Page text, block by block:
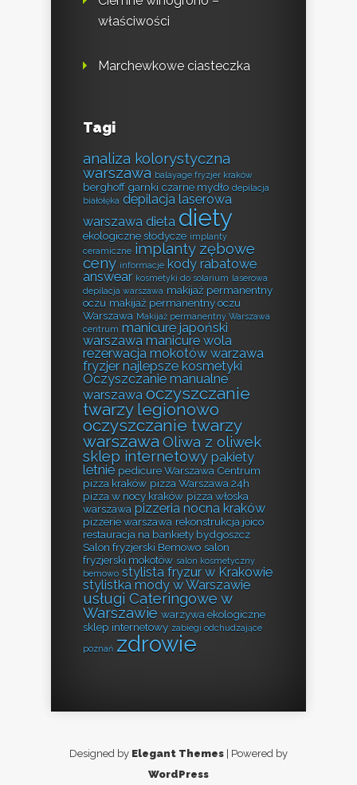
właściwości
Marchewkowe ciasteczka
Tagi
analiza kolorystyczna
warszawa balayage fryzjer kraków
berghoff garnki czarne mydło depilacja
białołęka depilacja laserowa
warszawa dieta diety
ekologiczne słodycze implanty
ceramiczne implanty zębowe
ceny informacje kody rabatowe
answear kosmetyki do solarium laserowa
depilacja warszawa makijaż permanentny
oczu makijaż permanentny oczu
Warszawa Makijaż permanentny Warszawa
centrum manicure japoński
warszawa manicure wola
rezerwacja mokotów warzawa
fryzjer najlepsze kosmetyki
Oczyszczanie manualne
warszawa oczyszczanie
twarzy legionowo
oczyszczanie twarzy
warszawa Oliwa z oliwek
sklep internetowy pakiety
letnie pedicure Warszawa Centrum
pizza kraków pizza Warszawa 24h
pizza w nocy kraków pizza włoska
warszawa pizzeria nocna kraków
pizzerie warszawa rekonstrukcja joico
restauracja na bankiety bydgoszcz
Salon fryzjerski Bemowo salon
fryzjerski mokotów salon kosmetyczny
bemowo stylista fryzur w Krakowie
stylistka mody w Warszawie
usługi Cateringowe w
Warszawie warzywa ekologiczne
sklep internetowy zabiegi odchudzające
poznań zdrowie
Designed by Elegant Themes | Powered by
WordPress